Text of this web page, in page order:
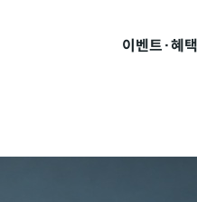
이벤트·혜택